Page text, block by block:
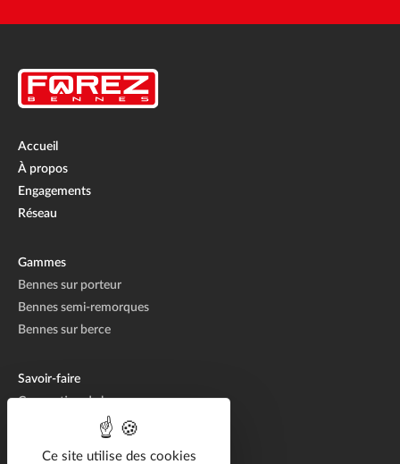
Ce site utilise des cookies
Accueil
À propos
Engagements
Réseau
Gammes
Bennes sur porteur
Bennes semi-remorques
Bennes sur berce
Savoir-faire
Conception de bennes
Fabrication de bennes